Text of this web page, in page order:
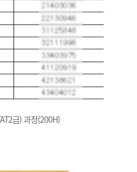
급) 과정(200H)